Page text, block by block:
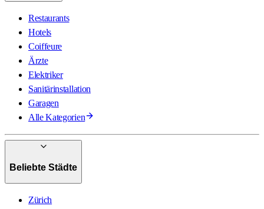
Restaurants
Hotels
Coiffeure
Ärzte
Elektriker
Sanitärinstallation
Garagen
Alle Kategorien
Beliebte Städte
Zürich